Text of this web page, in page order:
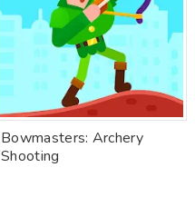
Bowmasters: Archery
Shooting